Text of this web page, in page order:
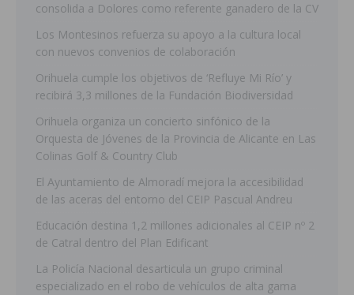
consolida a Dolores como referente ganadero de la CV
Los Montesinos refuerza su apoyo a la cultura local
con nuevos convenios de colaboración
Orihuela cumple los objetivos de ‘Refluye Mi Río’ y
recibirá 3,3 millones de la Fundación Biodiversidad
Orihuela organiza un concierto sinfónico de la
Orquesta de Jóvenes de la Provincia de Alicante en Las
Colinas Golf & Country Club
El Ayuntamiento de Almoradí mejora la accesibilidad
de las aceras del entorno del CEIP Pascual Andreu
Educación destina 1,2 millones adicionales al CEIP nº 2
de Catral dentro del Plan Edificant
La Policía Nacional desarticula un grupo criminal
especializado en el robo de vehículos de alta gama